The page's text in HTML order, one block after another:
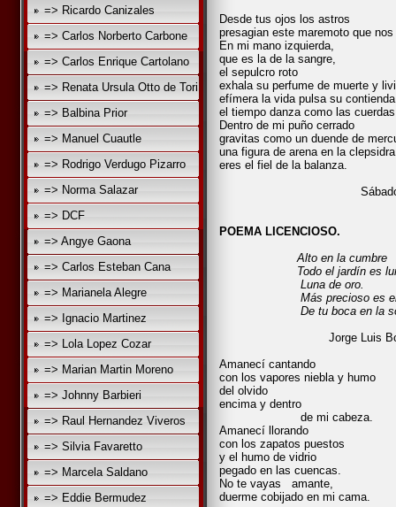
=> Ricardo Canizales
=> Carlos Norberto Carbone
=> Carlos Enrique Cartolano
=> Renata Ursula Otto de Tori
=> Balbina Prior
=> Manuel Cuautle
=> Rodrigo Verdugo Pizarro
=> Norma Salazar
=> DCF
=> Angye Gaona
=> Carlos Esteban Cana
=> Marianela Alegre
=> Ignacio Martinez
=> Lola Lopez Cozar
=> Marian Martin Moreno
=> Johnny Barbieri
=> Raul Hernandez Viveros
=> Silvia Favaretto
=> Marcela Saldano
=> Eddie Bermudez
Desde tus ojos los astros
presagian este maremoto que
En mi mano izquierda,
que es la de la sangre,
el sepulcro roto
exhala su perfume de muerte y
efímera la vida pulsa su
el tiempo danza como las
Dentro de mi puño cerrado
gravitas como un duende de
una figura de arena en la
eres el fiel de la balanza.
Sábado 18,
POEMA LICENCIOSO.
Alto en la cumbre
Todo el jardín es
Luna de oro.
Más precioso es el
De tu boca en la
Jorge Luis
Amanecí cantando
con los vapores niebla y humo
del olvido
encima y dentro
de mi cabeza.
Amanecí llorando
con los zapatos puestos
y el humo de vidrio
pegado en las cuencas.
No te vayas amante,
duerme cobijado en mi cama.